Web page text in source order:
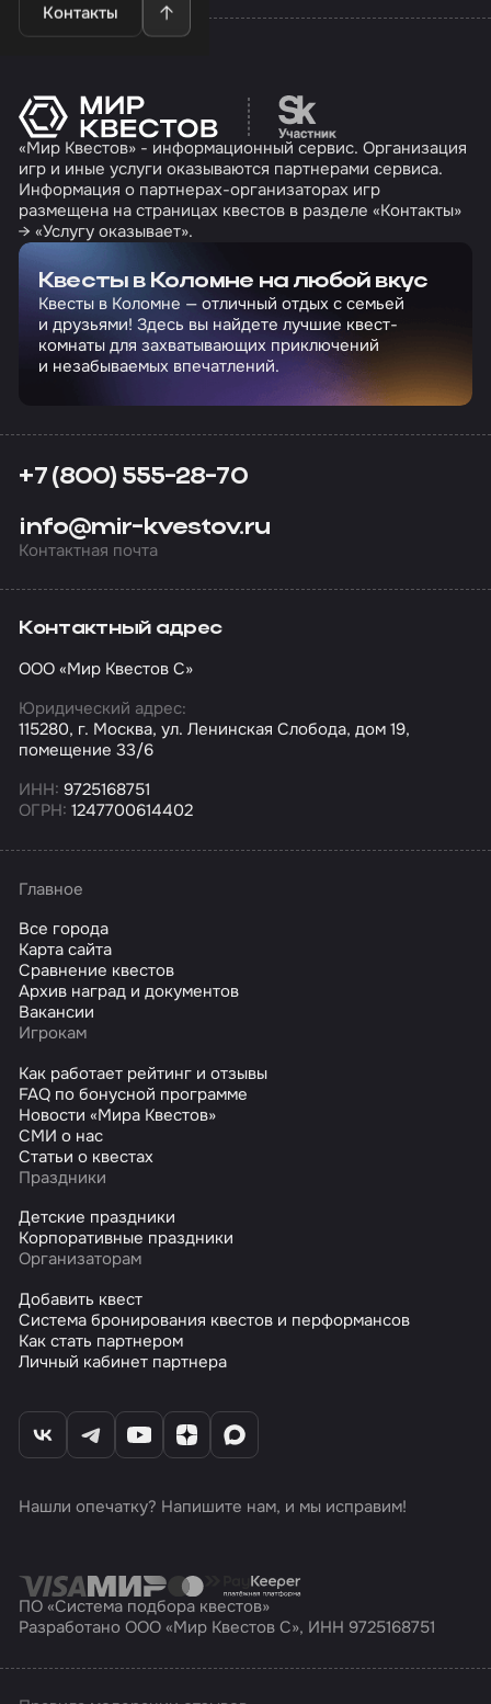
Контакты
Перейти на сайт
«Мир Квестов» - информационный сервис. Организация
игр и иные услуги оказываются партнерами сервиса.
Информация о партнерах-организаторах игр
размещена на страницах квестов в разделе «Контакты»
→ «Услугу оказывает».
Квесты в Коломне на любой вкус
Квесты в Коломне — отличный отдых с семьей
и друзьями! Здесь вы найдете лучшие квест-
комнаты для захватывающих приключений
и незабываемых впечатлений.
+7 (800) 555-28-70
info@mir-kvestov.ru
Контактная почта
Контактный адрес
ООО «Мир Квестов С»
Юридический адрес:
115280, г. Москва, ул. Ленинская Слобода, дом 19,
помещение 33/6
ИНН: 9725168751
ОГРН: 1247700614402
Главное
Все города
Карта сайта
Сравнение квестов
Архив наград и документов
Вакансии
Игрокам
Как работает рейтинг и отзывы
FAQ по бонусной программе
Новости «Мира Квестов»
СМИ о нас
Статьи о квестах
Праздники
Детские праздники
Корпоративные праздники
Организаторам
Добавить квест
Система бронирования квестов и перформансов
Как стать партнером
Личный кабинет партнера
Нашли опечатку? Напишите нам, и мы исправим!
ПО «Система подбора квестов»
Разработано ООО «Мир Квестов С», ИНН 9725168751